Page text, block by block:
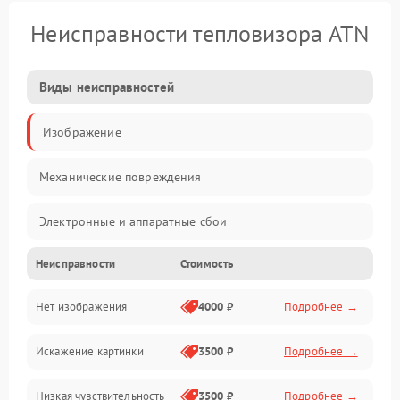
Неисправности тепловизора ATN
Виды неисправностей
Изображение
Механические повреждения
Электронные и аппаратные сбои
Неисправности сенсора и оптики
Программные ошибки
Электропитание
Неисправности Стоимость
Нет изображения 4000 ₽ Подробнее →
Искажение картинки 3500 ₽ Подробнее →
Низкая чувствительность 3500 ₽ Подробнее →